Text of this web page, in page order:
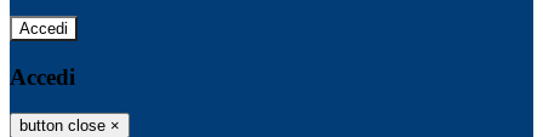
Accedi
Accedi
button close ×